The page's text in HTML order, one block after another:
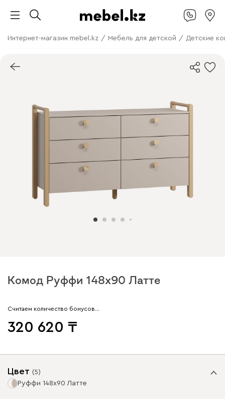
Интернет-магазин mebel.kz / Мебель для детской / Детские
Комод Руффи 148x90 Латте
Считаем количество бонусов…
320 620
Цвет (5)
Руффи 148x90 Латте